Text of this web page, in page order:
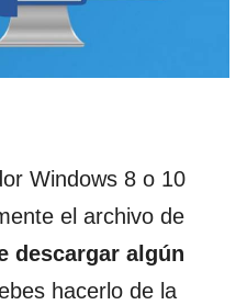
Windows 8 o 10
el archivo de
descargar algún
hacerlo de la